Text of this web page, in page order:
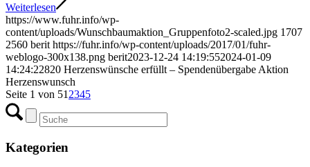
Weiterlesen
https://www.fuhr.info/wp-
content/uploads/Wunschbaumaktion_Gruppenfoto2-scaled.jpg 1707
2560 berit https://fuhr.info/wp-content/uploads/2017/01/fuhr-
weblogo-300x138.png berit2023-12-24 14:19:552024-01-09
14:24:22820 Herzenswünsche erfüllt – Spendenübergabe Aktion
Herzenswunsch
Seite 1 von 51 2345
Kategorien